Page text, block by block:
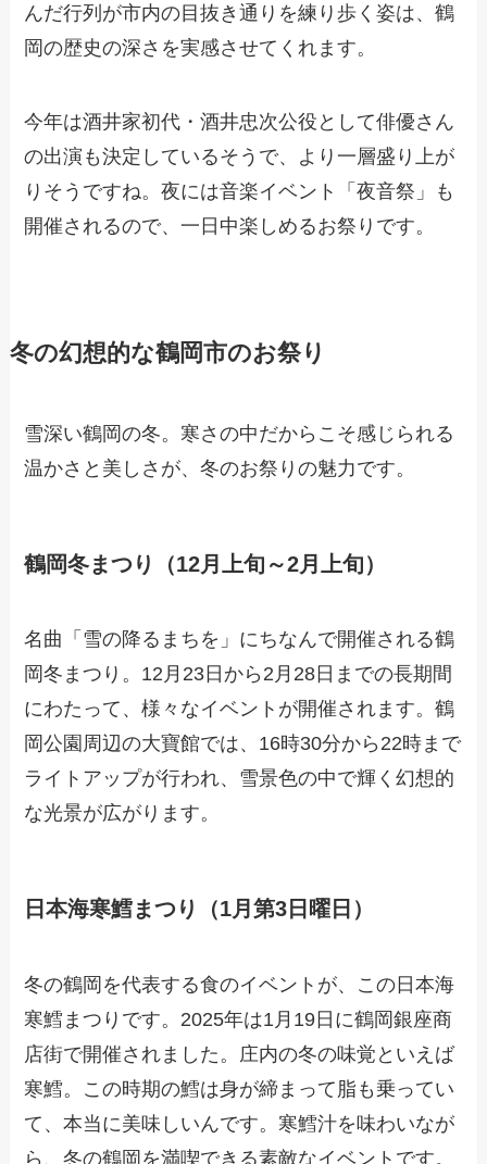
んだ行列が市内の目抜き通りを練り歩く姿は、鶴
岡の歴史の深さを実感させてくれます。
今年は酒井家初代・酒井忠次公役として俳優さん
の出演も決定しているそうで、より一層盛り上が
りそうですね。夜には音楽イベント「夜音祭」も
開催されるので、一日中楽しめるお祭りです。
冬の幻想的な鶴岡市のお祭り
雪深い鶴岡の冬。寒さの中だからこそ感じられる
温かさと美しさが、冬のお祭りの魅力です。
鶴岡冬まつり（12月上旬～2月上旬）
名曲「雪の降るまちを」にちなんで開催される鶴
岡冬まつり。12月23日から2月28日までの長期間
にわたって、様々なイベントが開催されます。鶴
岡公園周辺の大寶館では、16時30分から22時まで
ライトアップが行われ、雪景色の中で輝く幻想的
な光景が広がります。
日本海寒鱈まつり（1月第3日曜日）
冬の鶴岡を代表する食のイベントが、この日本海
寒鱈まつりです。2025年は1月19日に鶴岡銀座商
店街で開催されました。庄内の冬の味覚といえば
寒鱈。この時期の鱈は身が締まって脂も乗ってい
て、本当に美味しいんです。寒鱈汁を味わいなが
ら、冬の鶴岡を満喫できる素敵なイベントです。